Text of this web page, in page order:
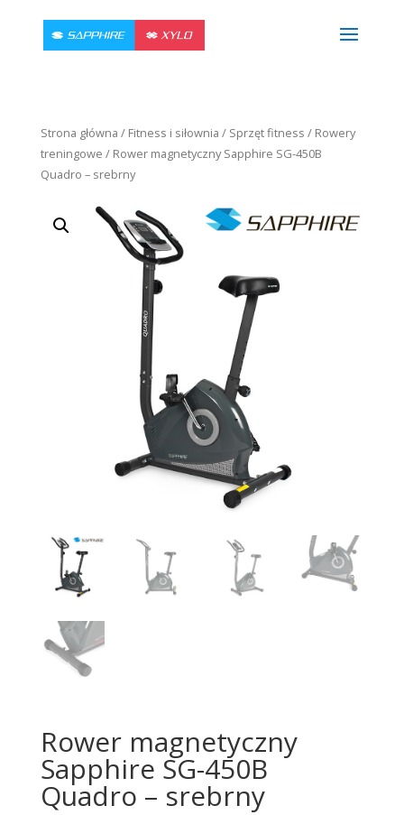
Strona główna / Fitness i siłownia / Sprzęt fitness / Rowery
treningowe / Rower magnetyczny Sapphire SG-450B
Quadro – srebrny
Rower magnetyczny
Sapphire SG-450B
Quadro – srebrny